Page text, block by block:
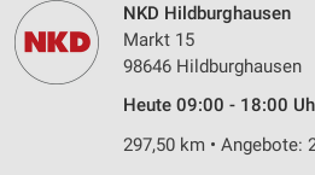
NKD Hildburghausen
Markt 15
98646 Hildburghausen
Heute 09:00 - 18:00
297,50 km • Angebote: